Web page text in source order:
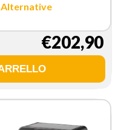
Alternative
€202,90